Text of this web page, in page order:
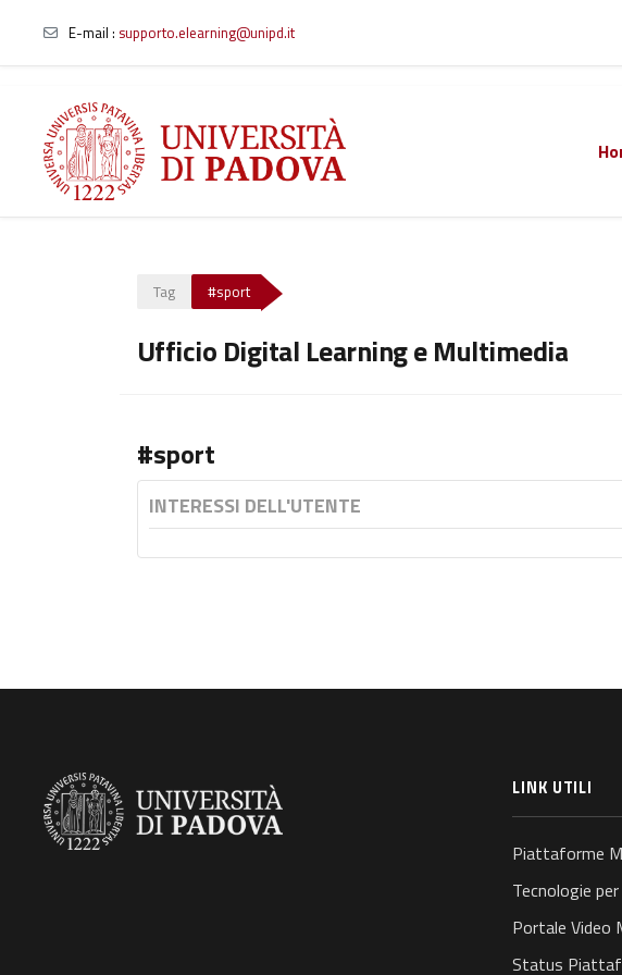
Vai al contenuto principale
E-mail : supporto.elearning@unipd.it
Tag #sport
Ufficio Digital Learning e Multimedia
#sport
INTERESSI DELL'UTENTE
LINK UTILI
Piattaforme
Tecnologie
Portale Video
Status